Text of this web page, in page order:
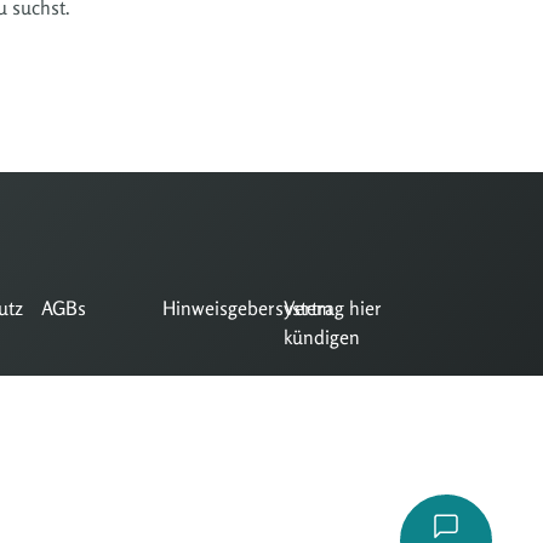
suchst.
AGBs HinweisgebersystemVertrag hier
kündigen